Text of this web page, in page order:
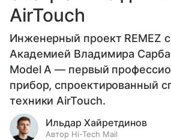
AirTouch
Инженерный проект REMEZ
Академией Владимира
Model A — первый
прибор, спроектированный
техники AirTouch.
Ильдар Хайретдинов
Автор Hi-Tech Mail